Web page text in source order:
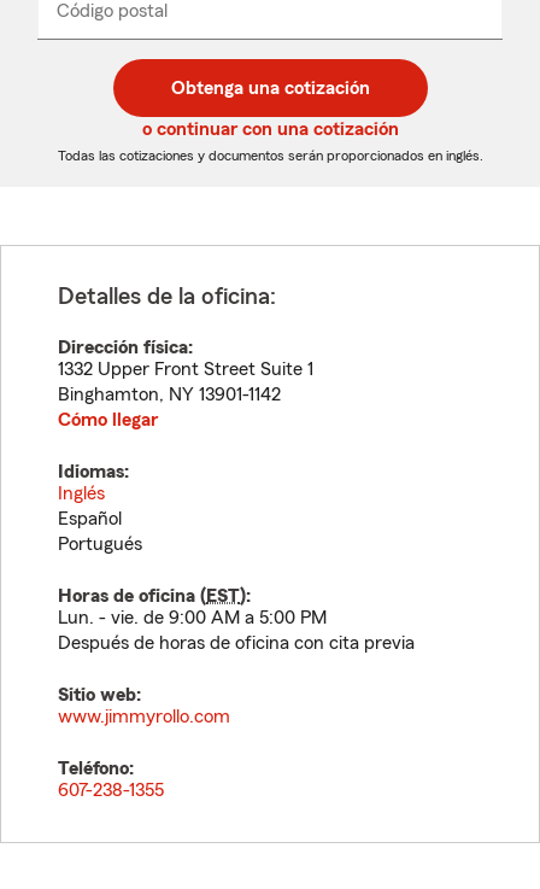
desplegable
Código postal
de
5
dígitos
de
5
dígitos
_____
Obtenga una cotización
o continuar con una cotización
Todas las cotizaciones y documentos serán proporcionados en inglés.
Detalles de la oficina:
Dirección física:
1332 Upper Front Street Suite 1
Binghamton, NY 13901-1142
Cómo llegar
Idiomas:
Inglés
Español
Portugués
Horas de oficina (EST):
Lun. - vie. de 9:00 AM a 5:00 PM
Después de horas de oficina con cita previa
Sitio web:
www.jimmyrollo.com
Teléfono:
607-238-1355